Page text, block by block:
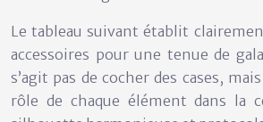
Le tableau suivant établit
accessoires pour une tenue de
s’agit pas de cocher des cases,
rôle de chaque élément dans la